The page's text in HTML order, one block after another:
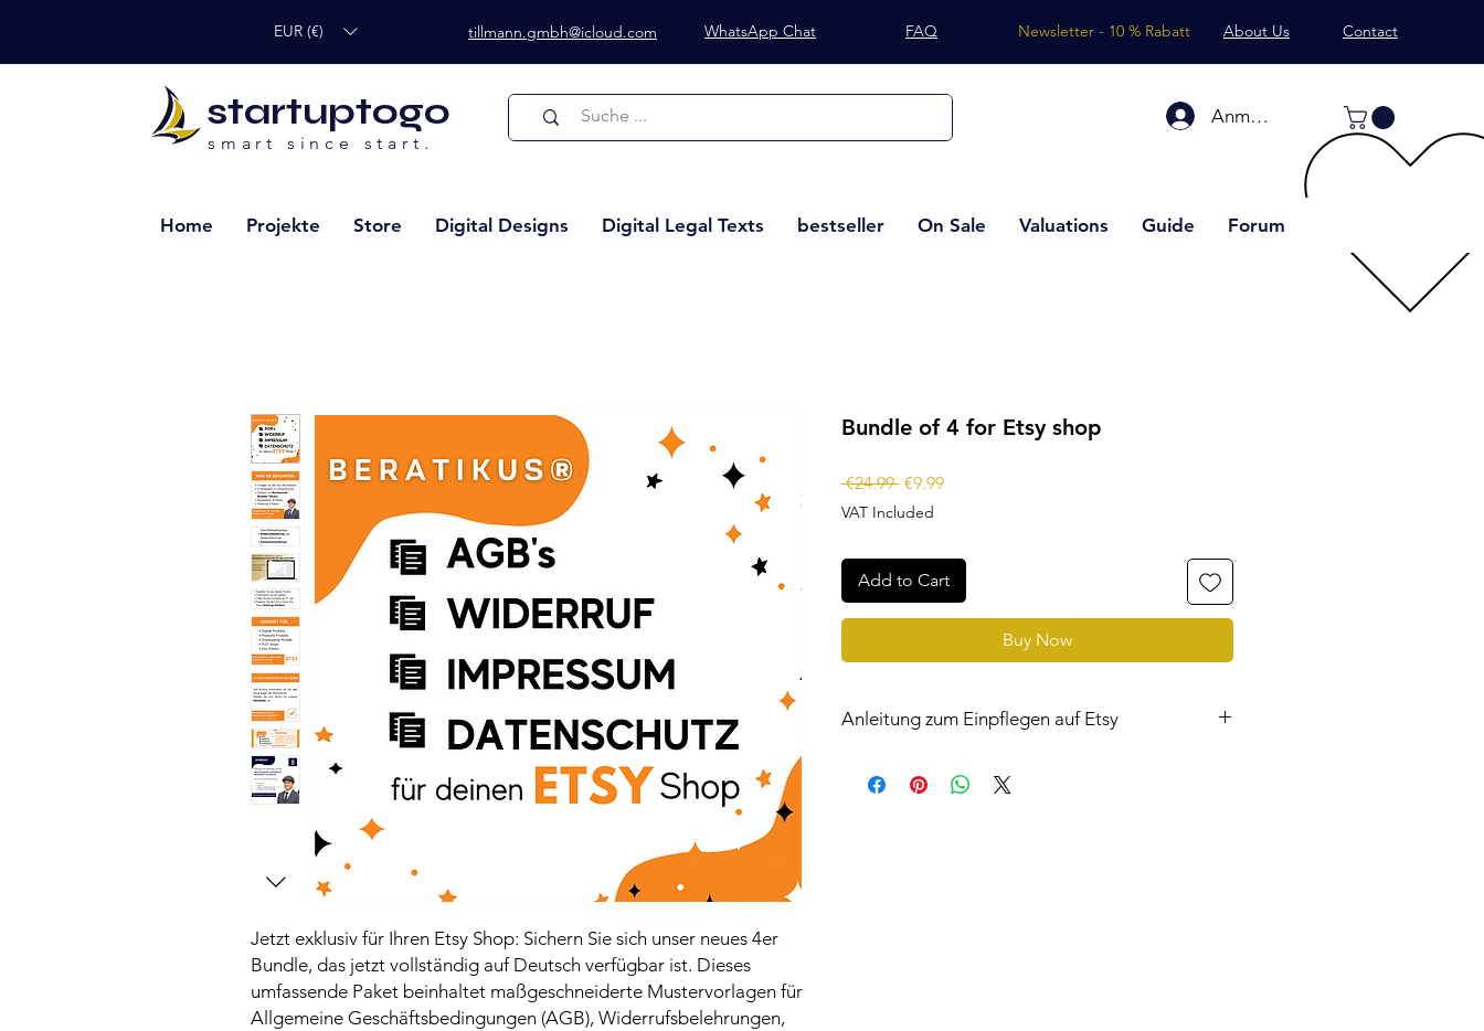
EUR (€) tillmann.gmbh@icloud.com WhatsApp Chat FAQ About Us
Newsletter - 10 % Rabatt Contact
startuptogo
smart since start.
Anmelden
Home Projekte Store Digital Designs Digital Legal Texts bestseller On Sale Valuations Guide Forum
Jetzt exklusiv für Ihren Etsy Shop: Sichern Sie sich unser neues 4er
Bundle, das jetzt vollständig auf Deutsch verfügbar ist. Dieses
umfassende Paket beinhaltet maßgeschneiderte Mustervorlagen für
Allgemeine Geschäftsbedingungen (AGB), Widerrufsbelehrungen,
Bundle of 4 for Etsy shop
€24.99 Regular
Price
€9.99Sale
VAT Included
Add to Cart
Buy Now
Anleitung zum Einpflegen auf Etsy
Ihre Rechtstexte auf Etsy einfügen können.